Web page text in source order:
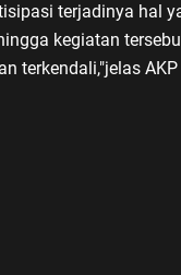
terjadinya hal
kegiatan
terkendali,"jelas